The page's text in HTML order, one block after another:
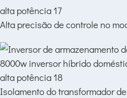
Alta precisão de controle no
Isolamento do transformador